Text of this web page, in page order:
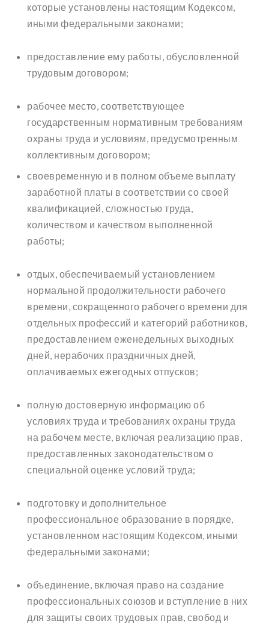
которые установлены настоящим Кодексом,
иными федеральными законами;
предоставление ему работы, обусловленной
трудовым договором;
рабочее место, соответствующее
государственным нормативным требованиям
охраны труда и условиям, предусмотренным
коллективным договором;
своевременную и в полном объеме выплату
заработной платы в соответствии со своей
квалификацией, сложностью труда,
количеством и качеством выполненной
работы;
отдых, обеспечиваемый установлением
нормальной продолжительности рабочего
времени, сокращенного рабочего времени для
отдельных профессий и категорий работников,
предоставлением еженедельных выходных
дней, нерабочих праздничных дней,
оплачиваемых ежегодных отпусков;
полную достоверную информацию об
условиях труда и требованиях охраны труда
на рабочем месте, включая реализацию прав,
предоставленных законодательством о
специальной оценке условий труда;
подготовку и дополнительное
профессиональное образование в порядке,
установленном настоящим Кодексом, иными
федеральными законами;
объединение, включая право на создание
профессиональных союзов и вступление в них
для защиты своих трудовых прав, свобод и